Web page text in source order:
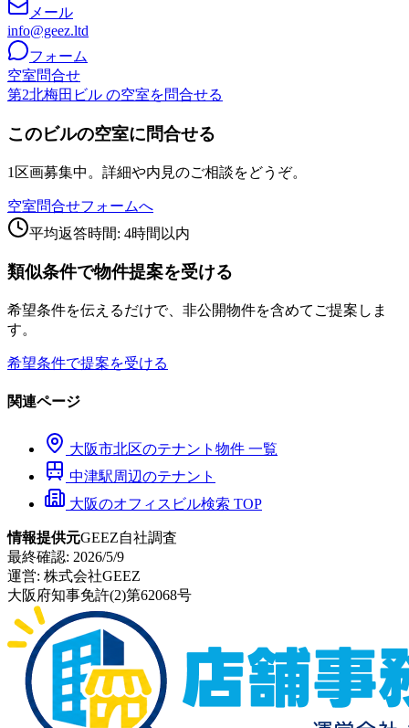
メール
info@geez.ltd
フォーム
空室問合せ
第2北梅田ビル の空室を問合せる
このビルの空室に問合せる
1区画募集中。詳細や内見のご相談をどうぞ。
空室問合せフォームへ
平均返答時間: 4時間以内
類似条件で物件提案を受ける
希望条件を伝えるだけで、非公開物件を含めてご提案しま
す。
希望条件で提案を受ける
関連ページ
大阪市北区のテナント物件 一覧
中津駅周辺のテナント
大阪のオフィスビル検索 TOP
情報提供元GEEZ自社調査
最終確認: 2026/5/9
運営: 株式会社GEEZ
大阪府知事免許(2)第62068号